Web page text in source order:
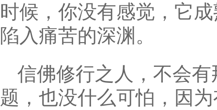
时候，你没有感觉，它
陷入痛苦的深渊。
信佛修行之人，不会
题，也没什么可怕，因